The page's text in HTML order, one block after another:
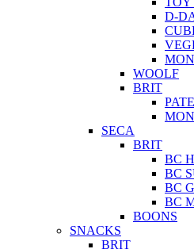
D-
WOOLF
BRIT
PATE
SECA
BRIT
BC
BC
BC
BC
BOONS
SNACKS
BRIT